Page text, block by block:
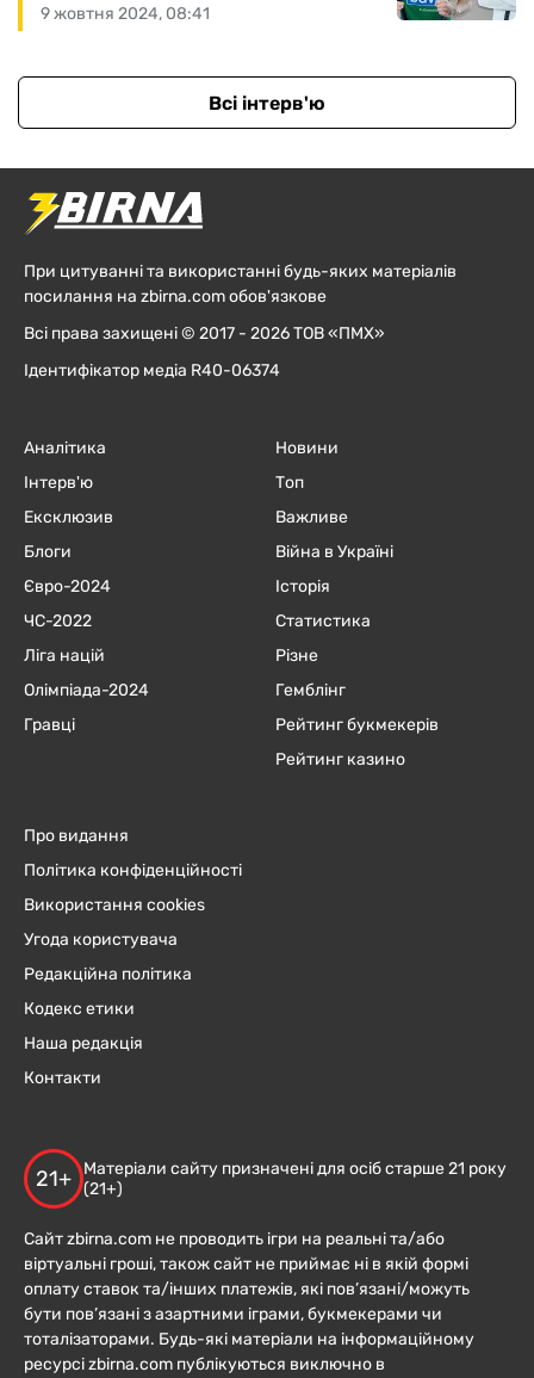
9 жовтня 2024, 08:41
Всі інтерв'ю
При цитуванні та використанні будь-яких матеріалів
посилання на zbirna.com обов'язкове
Всі права захищені © 2017 - 2026 ТОВ «ПМХ»
Ідентифікатор медіа R40-06374
Аналітика
Інтерв'ю
Ексклюзив
Блоги
Євро-2024
ЧC-2022
Ліга націй
Олімпіада-2024
Гравці
Новини
Топ
Важливе
Війна в Україні
Історія
Статистика
Різне
Гемблінг
Рейтинг букмекерів
Рейтинг казино
Про видання
Політика конфіденційності
Використання cookies
Угода користувача
Редакційна політика
Кодекс етики
Наша редакція
Контакти
21+
Матеріали сайту призначені для осіб старше 21 року
(21+)
Сайт zbirna.com не проводить ігри на реальні та/або
віртуальні гроші, також сайт не приймає ні в якій формі
оплату ставок та/інших платежів, які пов’язані/можуть
бути пов’язані з азартними іграми, букмекерами чи
тоталізаторами. Будь-які матеріали на інформаційному
ресурсі zbirna.com публікуються виключно в